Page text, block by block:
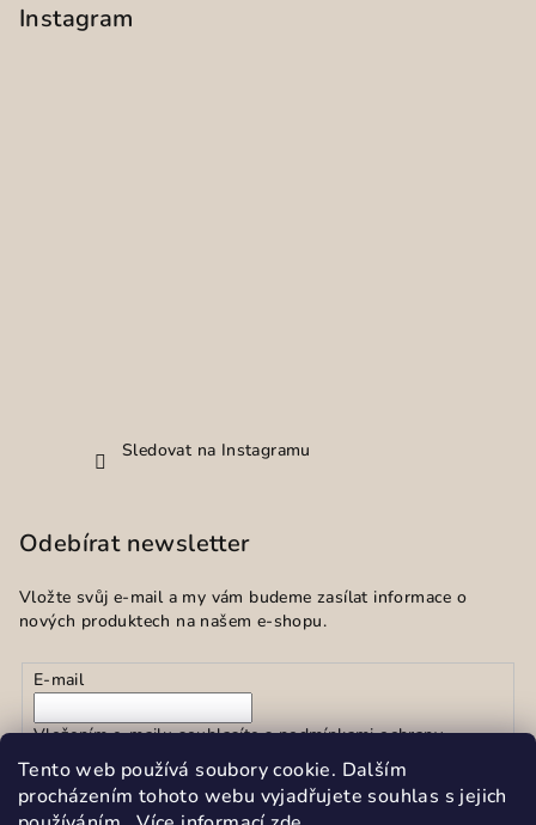
Tento web používá soubory cookie. Dalším
procházením tohoto webu vyjadřujete souhlas s jejich
Instagram
Sledovat na Instagramu
Odebírat newsletter
Vložte svůj e-mail a my vám budeme zasílat informace o
nových produktech na našem e-shopu.
E-mail
Vložením e-mailu souhlasíte spodmínkami ochrany
osobních údajů